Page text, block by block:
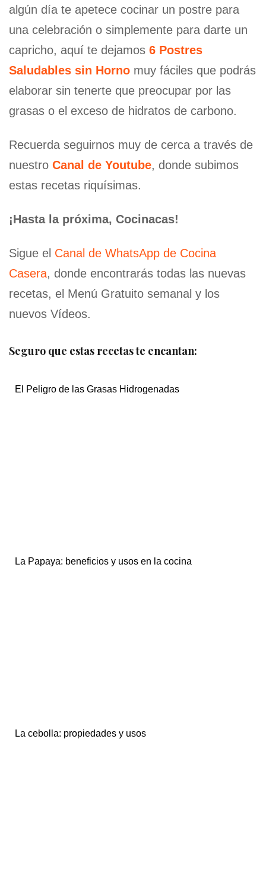
algún día te apetece cocinar un postre para
una celebración o simplemente para darte un
capricho, aquí te dejamos 6 Postres
Saludables sin Horno muy fáciles que podrás
elaborar sin tenerte que preocupar por las
grasas o el exceso de hidratos de carbono.
Recuerda seguirnos muy de cerca a través de
nuestro Canal de Youtube, donde subimos
estas recetas riquísimas.
¡Hasta la próxima, Cocinacas!
Sigue el Canal de WhatsApp de Cocina
Casera, donde encontrarás todas las nuevas
recetas, el Menú Gratuito semanal y los
nuevos Vídeos.
Seguro que estas recetas te encantan:
El Peligro de las Grasas Hidrogenadas
La Papaya: beneficios y usos en la cocina
La cebolla: propiedades y usos